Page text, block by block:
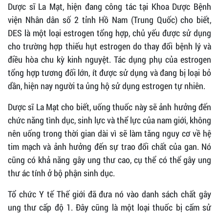
Dược sĩ La Mạt, hiện đang công tác tại Khoa Dược Bệnh
viện Nhân dân số 2 tỉnh Hồ Nam (Trung Quốc) cho biết,
DES là một loại estrogen tổng hợp, chủ yếu được sử dụng
cho trường hợp thiếu hụt estrogen do thay đổi bệnh lý và
điều hòa chu kỳ kinh nguyệt. Tác dụng phụ của estrogen
tổng hợp tương đối lớn, ít được sử dụng và đang bị loại bỏ
dần, hiện nay người ta ủng hộ sử dụng estrogen tự nhiên.
Dược sĩ La Mạt cho biết, uống thuốc này sẽ ảnh hưởng đến
chức năng tình dục, sinh lực và thể lực của nam giới, không
nên uống trong thời gian dài vì sẽ làm tăng nguy cơ về hệ
tim mạch và ảnh hưởng đến sự trao đổi chất của gan. Nó
cũng có khả năng gây ung thư cao, cụ thể có thể gây ung
thư ác tính ở bộ phận sinh dục.
Tổ chức Y tế Thế giới đã đưa nó vào danh sách chất gây
ung thư cấp độ 1. Đây cũng là một loại thuốc bị cấm sử